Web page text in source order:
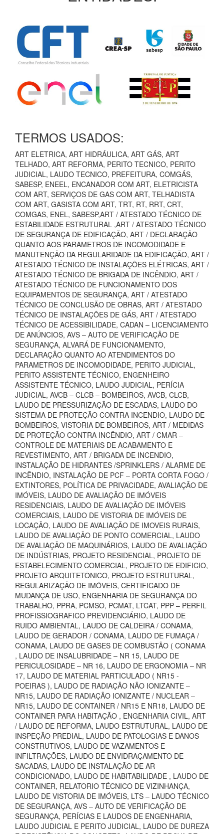
TERMOS USADOS:
ART ELETRICA, ART HIDRÁULICA, ART GÁS, ART
TELHADO, ART REFORMA, PERITO TECNICO, PERITO
JUDICIAL, LAUDO TECNICO, PREFEITURA, COMGÁS,
SABESP, ENEEL, ENCANADOR COM ART, ELETRICISTA
COM ART, SERVIÇOS DE GAS COM ART, TELHADISTA
COM ART, GASISTA COM ART, TRT, RT, RRT, CRT,
COMGAS, ENEL, SABESP,ART / ATESTADO TÉCNICO DE
ESTABILIDADE ESTRUTURAL ,ART / ATESTADO TÉCNICO
DE SEGURANÇA DE EDIFICAÇÃO, ART / DECLARAÇÃO
QUANTO AOS PARAMETROS DE INCOMODIDADE E
MANUTENÇÃO DA REGULARIDADE DA EDIFICAÇÃO, ART /
ATESTADO TÉCNICO DE INSTALAÇÕES ELÉTRICAS, ART /
ATESTADO TÉCNICO DE BRIGADA DE INCÊNDIO, ART /
ATESTADO TÉCNICO DE FUNCIONAMENTO DOS
EQUIPAMENTOS DE SEGURANÇA, ART / ATESTADO
TÉCNICO DE CONCLUSÃO DE OBRAS, ART / ATESTADO
TÉCNICO DE INSTALAÇÕES DE GÁS, ART / ATESTADO
TÉCNICO DE ACESSIBILIDADE, CADAN – LICENCIAMENTO
DE ANÚNCIOS, AVS – AUTO DE VERIFICAÇÃO DE
SEGURANÇA, ALVARÁ DE FUNCIONAMENTO,
DECLARAÇÃO QUANTO AO ATENDIMENTOS DO
PARAMETROS DE INCOMODIDADE, PERITO JUDICIAL,
PERITO ASSISTENTE TÉCNICO, ENGENHEIRO
ASSISTENTE TÉCNICO, LAUDO JUDICIAL, PERÍCIA
JUDICIAL, AVCB – CLCB – BOMBEIROS, AVCB, CLCB,
LAUDO DE PRESSURIZAÇÃO DE ESCADAS, LAUDO DO
SISTEMA DE PROTEÇÃO CONTRA INCENDIO, LAUDO DE
BOMBEIROS, VISTORIA DE BOMBEIROS, ART / MEDIDAS
DE PROTEÇÃO CONTRA INCÊNDIO, ART / CMAR –
CONTROLE DE MATERIAIS DE ACABAMENTO E
REVESTIMENTO, ART / BRIGADA DE INCENDIO,
INSTALAÇÃO DE HIDRANTES /SPRINKLERS / ALARME DE
INCÊNDIO, INSTALAÇÃO DE PCF – PORTA CORTA FOGO /
EXTINTORES, POLÍTICA DE PRIVACIDADE, AVALIAÇÃO DE
IMÓVEIS, LAUDO DE AVALIAÇÃO DE IMÓVEIS
RESIDENCIAIS, LAUDO DE AVALIAÇÃO DE IMÓVEIS
COMERCIAIS, LAUDO DE VISTORIA DE IMÓVEIS DE
LOCAÇÃO, LAUDO DE AVALIAÇÃO DE IMOVEIS RURAIS,
LAUDO DE AVALIAÇÃO DE PONTO COMERCIAL, LAUDO
DE AVALIAÇÃO DE MAQUINÁRIOS, LAUDO DE AVALIAÇÃO
DE INDÚSTRIAS, PROJETO RESIDENCIAL, PROJETO DE
ESTABELECIMENTO COMERCIAL, PROJETO DE EDIFICIO,
PROJETO ARQUITETÔNICO, PROJETO ESTRUTURAL,
REGULARIZAÇÃO DE IMÓVEIS, CERTIFICADO DE
MUDANÇA DE USO, ENGENHARIA DE SEGURANÇA DO
TRABALHO, PPRA, PCMSO, PCMAT, LTCAT, PPP – PERFIL
PROFISSIOGRAFICO PREVIDENCIÁRIO, LAUDO DE
RUIDO AMBIENTAL, LAUDO DE CALDEIRA / CONAMA,
LAUDO DE GERADOR / CONAMA, LAUDO DE FUMAÇA /
CONAMA, LAUDO DE GASES DE COMBUSTÃO ( CONAMA
, LAUDO DE INSALUBRIDADE – NR 15, LAUDO DE
PERICULOSIDADE – NR 16, LAUDO DE ERGONOMIA – NR
17, LAUDO DE MATERIAL PARTICULADO ( NR15 -
POEIRAS ), LAUDO DE RADIAÇÃO NÃO IONIZANTE –
NR15, LAUDO DE RADIAÇÃO IONIZANTE / NUCLEAR –
NR15, LAUDO DE CONTAINER / NR15 E NR18, LAUDO DE
CONTAINER PARA HABITAÇÃO , ENGENHARIA CIVIL, ART
/ LAUDO DE REFORMA, LAUDO ESTRUTURAL, LAUDO DE
INSPEÇÃO PREDIAL, LAUDO DE PATOLOGIAS E DANOS
CONSTRUTIVOS, LAUDO DE VAZAMENTOS E
INFILTRAÇÕES, LAUDO DE ENVIDRAÇAMENTO DE
SACADAS, LAUDO DE INSTALAÇÃO DE AR
CONDICIONADO, LAUDO DE HABITABILIDADE , LAUDO DE
CONTAINER, RELATORIO TÉCNICO DE VIZINHANÇA,
LAUDO DE VISTORIA DE IMÓVEIS, LTS – LAUDO TÉCNICO
DE SEGURANÇA, AVS – AUTO DE VERIFICAÇÃO DE
SEGURANÇA, PERÍCIAS E LAUDOS DE ENGENHARIA,
LAUDO JUDICIAL E PERITO JUDICIAL, LAUDO DE DUREZA